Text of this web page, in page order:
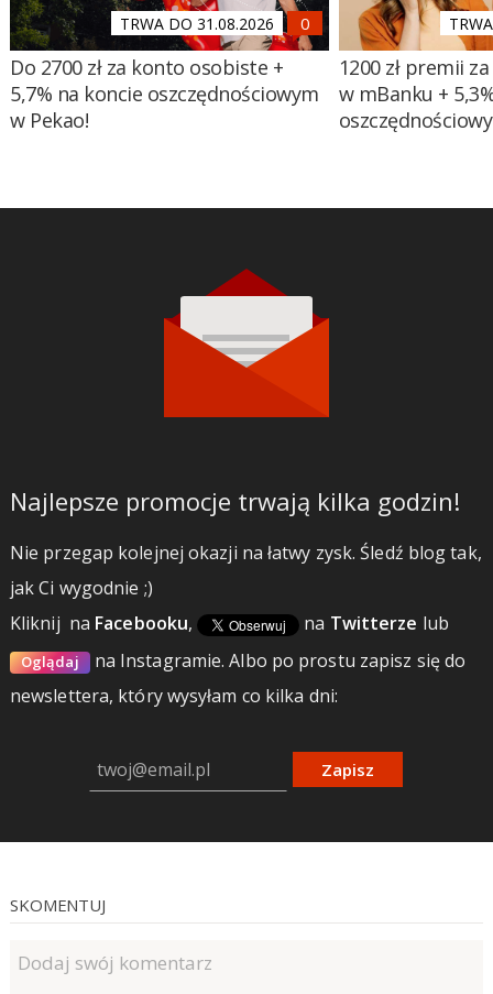
TRWA DO 31.08.2026
Do 2700 zł za konto osobiste +
5,7% na koncie oszczędnościowym
w Pekao!
1200 zł premii
w mBanku +
Najlepsze promocje trwają kilka godzin!
Nie przegap kolejnej okazji na łatwy zysk. Śledź blog tak,
jak Ci wygodnie ;)
Kliknij na Facebooku, na Twitterze lub
Oglądaj na Instagramie.Albo po prostu zapisz się do
newslettera, który wysyłam co kilka dni:
Zapisz
SKOMENTUJ